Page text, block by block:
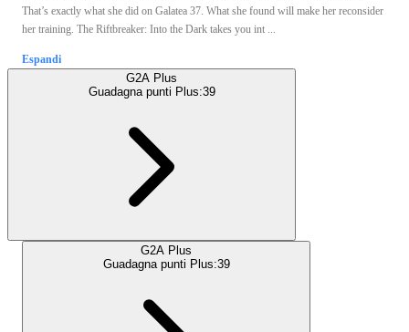
That’s exactly what she did on Galatea 37. What she found will make her reconsider
her training. The Riftbreaker: Into the Dark takes you int ...
Espandi
G2A Plus
Guadagna punti Plus:39
G2A Plus
Guadagna punti Plus:39